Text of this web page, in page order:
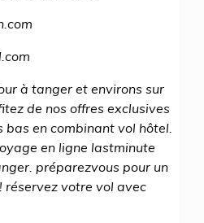
à tanger et environs sur
de nos offres exclusives
bas en combinant vol hôtel.
en ligne lastminute
préparezvous pour un
réservez votre vol avec